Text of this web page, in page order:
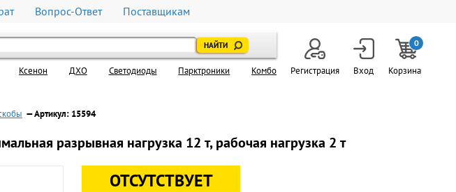
Вопрос-Ответ Поставщикам
Ксенон ДХО Светодиоды Парктроники Комбо Регистрация Вход
0
Корзина
— Артикул: 15594
разрывная нагрузка 12 т, рабочая нагрузка 2 т
ОТСУТСТВУЕТ